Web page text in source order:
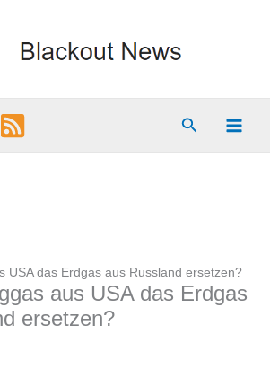
Suchen
USA das Erdgas aus Russland ersetzen?
aus USA das Erdgas
ersetzen?